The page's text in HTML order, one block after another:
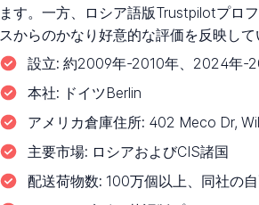
ます。一方、ロシア語版Trustpilotプロ
スからのかなり好意的な評価を反映し
設立: 約2009年-2010年、2024年-
本社: ドイツBerlin
アメリカ倉庫住所: 402 Meco Dr,
主要市場: ロシアおよびCIS諸国
配送荷物数: 100万個以上、同社の